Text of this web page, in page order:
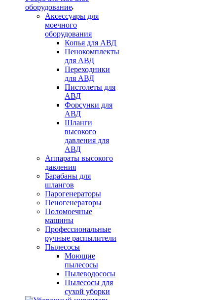
оборудование
Аксессуары для
моечного
оборудования
Копья для АВД
Пенокомплекты
для АВД
Переходники
для АВД
Пистолеты для
АВД
Форсунки для
АВД
Шланги
высокого
давления для
АВД
Аппараты высокого
давления
Барабаны для
шлангов
Парогенераторы
Пеногенераторы
Поломоечные
машины
Профессиональные
ручные распылители
Пылесосы
Моющие
пылесосы
Пылеводососы
Пылесосы для
сухой уборки